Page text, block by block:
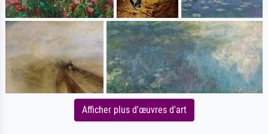
Afficher plus d'œuvres d'art